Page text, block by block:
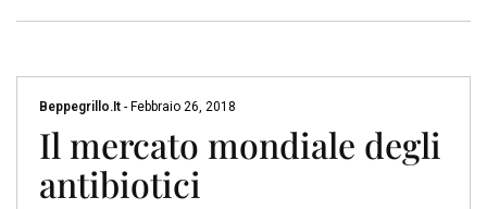
Beppegrillo.it - Febbraio 26, 2018
Il mercato mondiale degli
antibiotici